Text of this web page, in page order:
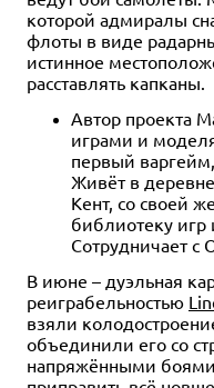
которой адмиралы
флоты в виде
истинное
расставлять капканы.
Автор проекта
играми и
первый
Живёт в
Кент, со своей
библиотеку
Сотрудничает с
В июне – дуэльная
реиграбельностью
взяли
объединили его со
напряжёнными